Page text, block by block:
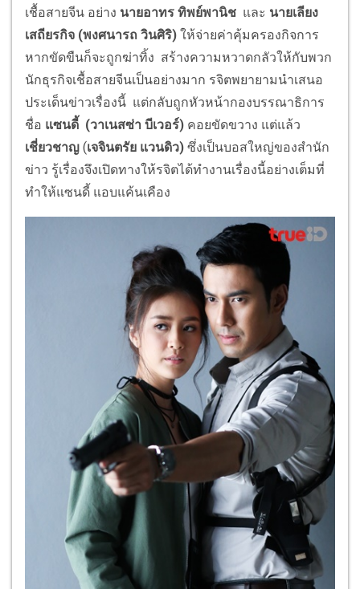
เชื้อสายจีน อย่าง นายอาทร ทิพย์พานิช และ นายเลียง
เสถียรกิจ (พงศนารถ วินศิริ) ให้จ่ายค่าคุ้มครองกิจการ
หากขัดขืนก็จะถูกฆ่าทิ้ง สร้างความหวาดกลัวให้กับพวก
นักธุรกิจเชื้อสายจีนเป็นอย่างมาก รจิตพยายามนำเสนอ
ประเด็นข่าวเรื่องนี้ แต่กลับถูกหัวหน้ากองบรรณาธิการ
ชื่อ แซนดี้ (วาเนสซ่า บีเวอร์) คอยขัดขวาง แต่แล้ว
เชี่ยวชาญ (เจจินตรัย แวนดิว) ซึ่งเป็นบอสใหญ่ของสำนัก
ข่าว รู้เรื่องจึงเปิดทางให้รจิตได้ทำงานเรื่องนี้อย่างเต็มที่
ทำให้แซนดี้ แอบแค้นเคือง